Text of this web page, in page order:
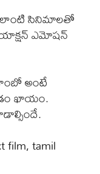
లాంటి సినిమాలతో
యాక్షన్ ఎమోషన్
అంటే
ఖాయం.
film, tamil